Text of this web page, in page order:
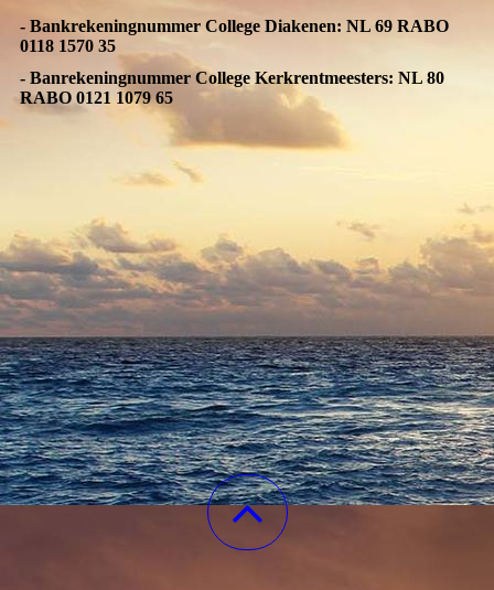
- Bankrekeningnummer College Diakenen: NL 69 RABO
0118 1570 35
- Banrekeningnummer College Kerkrentmeesters: NL 80
RABO 0121 1079 65